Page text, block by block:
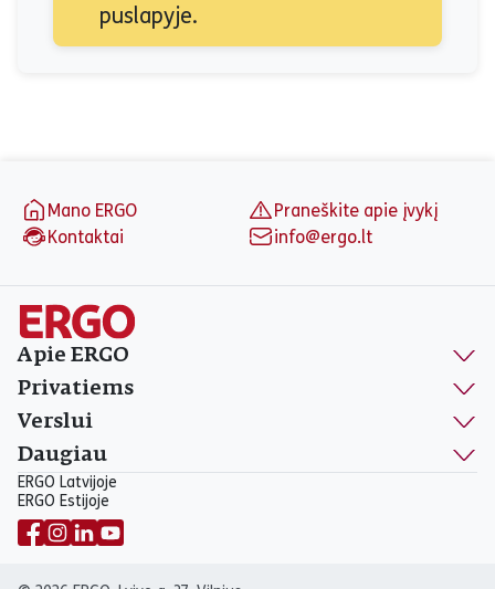
puslapyje.
Mano ERGO
Praneškite apie įvykį
Kontaktai
info@ergo.lt
Apie ERGO
Privatiems
Verslui
Daugiau
ERGO Latvijoje
ERGO Estijoje